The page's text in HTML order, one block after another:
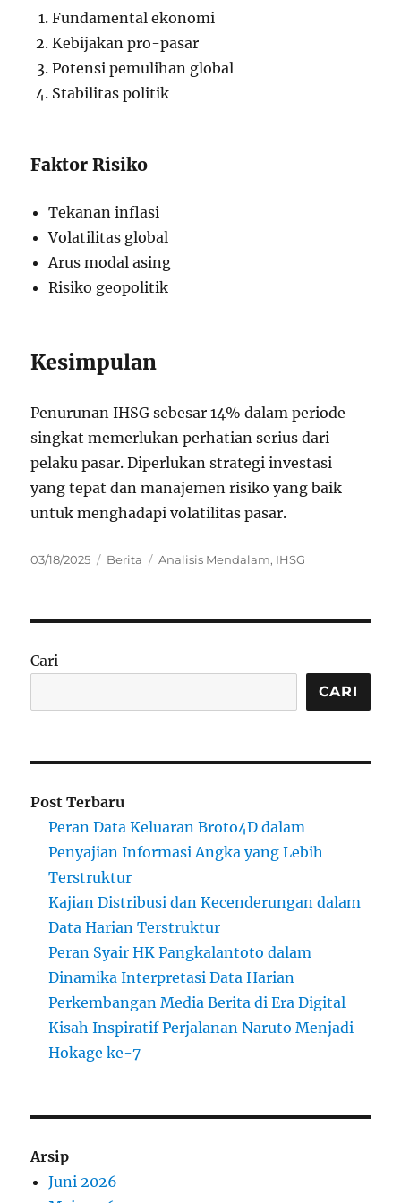
Fundamental ekonomi
Kebijakan pro-pasar
Potensi pemulihan global
Stabilitas politik
Faktor Risiko
Tekanan inflasi
Volatilitas global
Arus modal asing
Risiko geopolitik
Kesimpulan
Penurunan IHSG sebesar 14% dalam periode
singkat memerlukan perhatian serius dari
pelaku pasar. Diperlukan strategi investasi
yang tepat dan manajemen risiko yang baik
untuk menghadapi volatilitas pasar.
Posted
03/18/2025 Categories
Berita Tags
Analisis Mendalam, IHSG
Cari
CARI
Post Terbaru
Peran Data Keluaran Broto4D dalam
Penyajian Informasi Angka yang Lebih
Terstruktur
Kajian Distribusi dan Kecenderungan dalam
Data Harian Terstruktur
Peran Syair HK Pangkalantoto dalam
Dinamika Interpretasi Data Harian
Perkembangan Media Berita di Era Digital
Kisah Inspiratif Perjalanan Naruto Menjadi
Hokage ke-7
Arsip
Juni 2026